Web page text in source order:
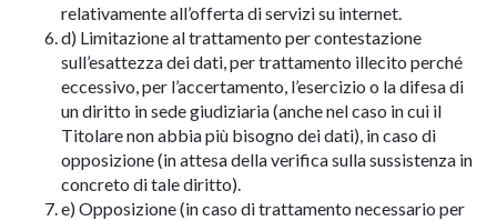
relativamente all’offerta di servizi su internet.
d) Limitazione al trattamento per contestazione
sull’esattezza dei dati, per trattamento illecito perché
eccessivo, per l’accertamento, l’esercizio o la difesa di
un diritto in sede giudiziaria (anche nel caso in cui il
Titolare non abbia più bisogno dei dati), in caso di
opposizione (in attesa della verifica sulla sussistenza in
concreto di tale diritto).
e) Opposizione (in caso di trattamento necessario per